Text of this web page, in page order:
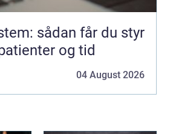
sådan får du styr
og tid
04 August 2026